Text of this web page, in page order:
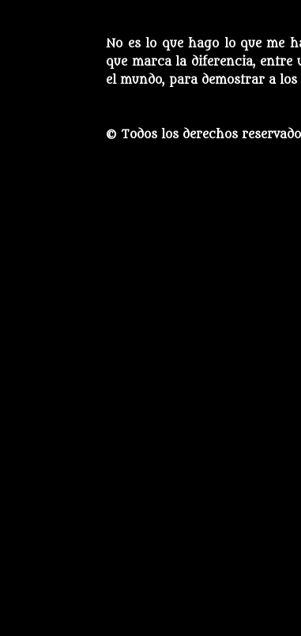
No es lo que hago lo que me
que marca la diferencia, entre
el mundo, para demostrar a los
© Todos los derechos